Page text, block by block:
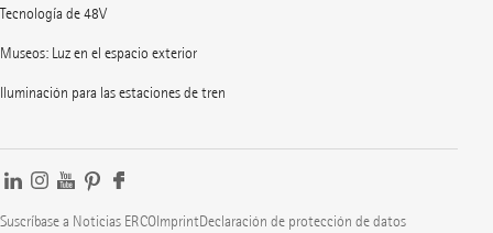
Tecnología de 48V
Museos: Luz en el espacio exterior
Iluminación para las estaciones de tren
Suscríbase a Noticias ERCOImprintDeclaración de protección de datos